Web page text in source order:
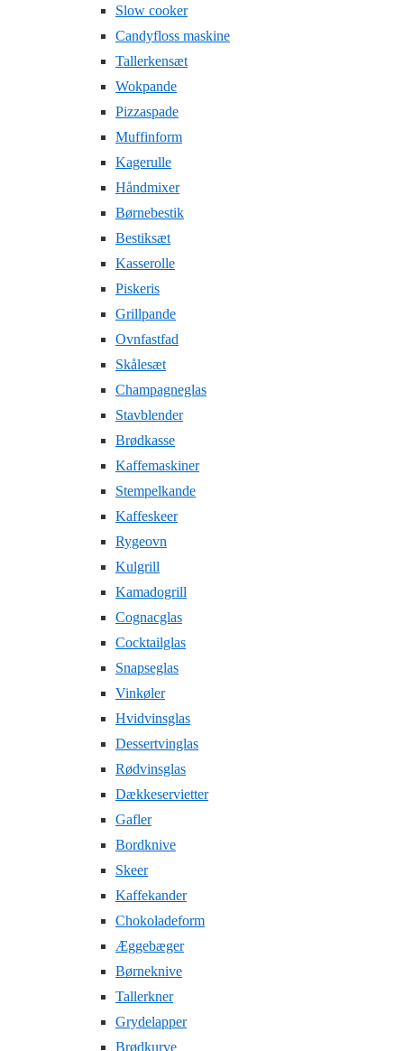
Slow cooker
Candyfloss maskine
Tallerkensæt
Wokpande
Pizzaspade
Muffinform
Kagerulle
Håndmixer
Børnebestik
Bestiksæt
Kasserolle
Piskeris
Grillpande
Ovnfastfad
Skålesæt
Champagneglas
Stavblender
Brødkasse
Kaffemaskiner
Stempelkande
Kaffeskeer
Rygeovn
Kulgrill
Kamadogrill
Cognacglas
Cocktailglas
Snapseglas
Vinkøler
Hvidvinsglas
Dessertvinglas
Rødvinsglas
Dækkeservietter
Gafler
Bordknive
Skeer
Kaffekander
Chokoladeform
Æggebæger
Børneknive
Tallerkner
Grydelapper
Brødkurve